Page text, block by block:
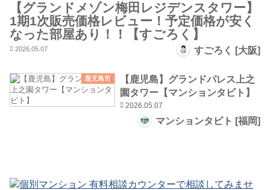
【グランドメゾン梅田レジデンスタワー】
1期1次販売価格レビュー！予定価格が安く
なった部屋あり！！【すごろく】
2026.05.07 すごろく [大阪]
鹿児島市
【鹿児島】グランドパレス上之
園タワー【マンションタビト】
2026.05.07
マンションタビト [福岡]